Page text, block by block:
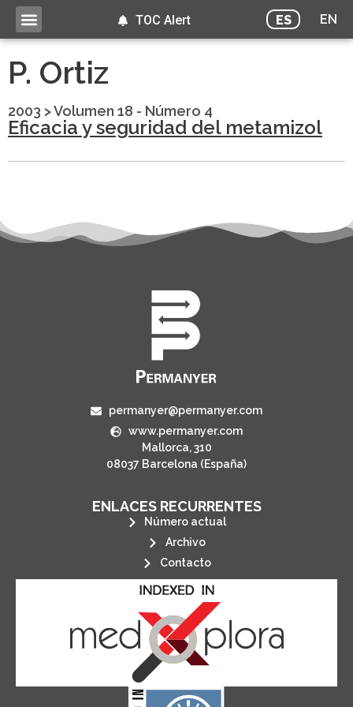
ES EN
TOC Alert
P. Ortiz
2003 >Volumen 18 - Número 4
Eficacia y seguridad del metamizol
permanyer@permanyer.com
www.permanyer.com
Mallorca, 310
08037 Barcelona (España)
ENLACES RECURRENTES
Número actual
Archivo
Contacto